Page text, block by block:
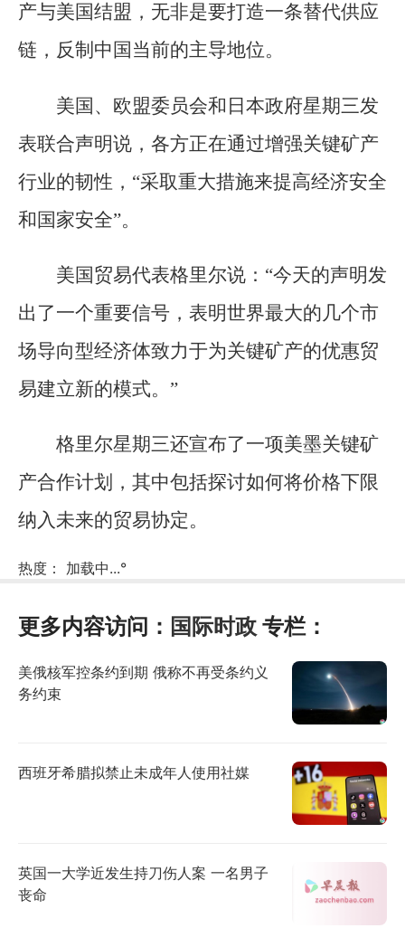
产与美国结盟，无非是要打造一条替代供应
链，反制中国当前的主导地位。
美国、欧盟委员会和日本政府星期三发
表联合声明说，各方正在通过增强关键矿产
行业的韧性，“采取重大措施来提高经济安全
和国家安全”。
美国贸易代表格里尔说：“今天的声明发
出了一个重要信号，表明世界最大的几个市
场导向型经济体致力于为关键矿产的优惠贸
易建立新的模式。”
格里尔星期三还宣布了一项美墨关键矿
产合作计划，其中包括探讨如何将价格下限
纳入未来的贸易协定。
热度： 加载中...°
更多内容访问： 国际时政 专栏：
美俄核军控条约到期 俄称不再受条约义
务约束
西班牙希腊拟禁止未成年人使用社媒
英国一大学近发生持刀伤人案 一名男子
丧命